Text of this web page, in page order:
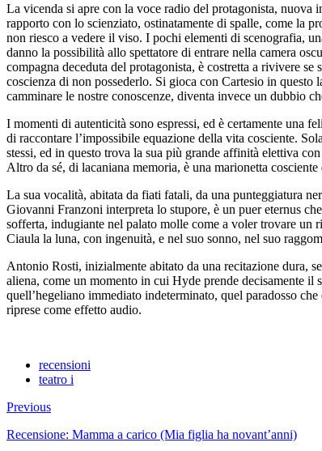
La vicenda si apre con la voce radio del protagonista, nuova
rapporto con lo scienziato, ostinatamente di spalle, come la
non riesco a vedere il viso. I pochi elementi di scenografia,
danno la possibilità allo spettatore di entrare nella camera
compagna deceduta del protagonista, è costretta a rivivere
coscienza di non possederlo. Si gioca con Cartesio in
camminare le nostre conoscenze, diventa invece un dubbio
I momenti di autenticità sono espressi, ed è certamente una
di raccontare l’impossibile equazione della vita cosciente.
stessi, ed in questo trova la sua più grande affinità elettiva
Altro da sé, di lacaniana memoria, è una marionetta
La sua vocalità, abitata da fiati fatali, da una punteggiatura
Giovanni Franzoni interpreta lo stupore, è un puer eternus
sofferta, indugiante nel palato molle come a voler trovare un
Ciaula la luna, con ingenuità, e nel suo sonno, nel suo
Antonio Rosti, inizialmente abitato da una recitazione dura,
aliena, come un momento in cui Hyde prende decisamente
quell’hegeliano immediato indeterminato, quel paradosso
riprese come effetto audio.
recensioni
teatro i
Previous
Recensione: Mamma a carico (Mia figlia ha novant’anni)